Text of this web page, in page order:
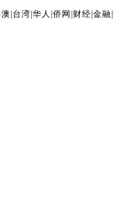
台湾 |华人 |侨网 财经 |金融 |